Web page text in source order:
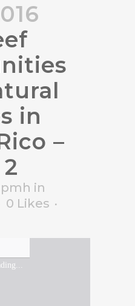
in
–
in
0 Likes